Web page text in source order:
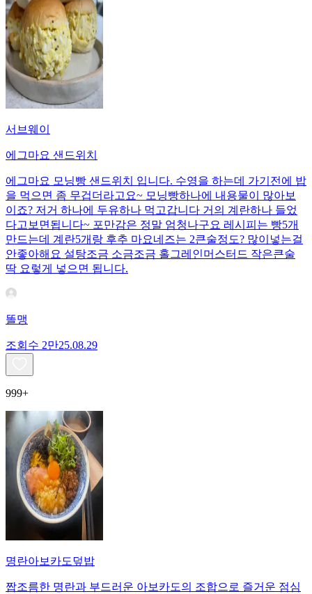
서브웨이
에그마요 샌드위치
에그마요 모닝빵 샌드위치 입니다. 수영을 하는데 가기전에 밥
을 먹으면 좀 무겁더라고요~ 모닝빵하나에 내용물이 많아보
이죠? 저거 하나에 두유하나 먹고갑니다 거의 계란하나 들었
다고보면됩니다~ 포만감은 정말 엄청나구요 레시피는 빵5개
만드는데 계란5개랑 후추 마요네즈는 2큰술정도? 많이넣는걸
안좋아해요 설탕조금 소금조금 홀그레인머스터드 작은큰술
딱 요렇게 넣으면 됩니다.
똘맹
조회수 2만25.08.29
999+
명란아보카도덮밥
짭조름한 명란과 부드러운 아보카도의 조합으로 즐거운 점심